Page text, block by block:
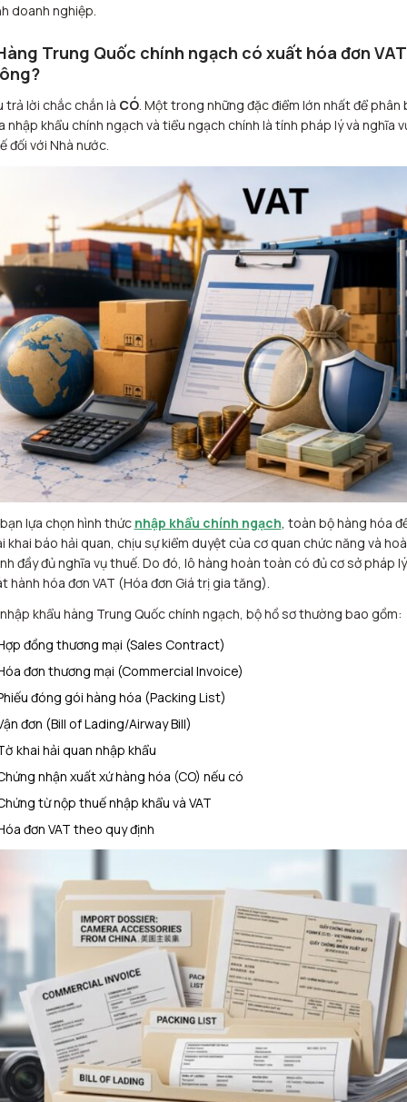
doanh nghiệp.
Trung Quốc chính ngạch có xuất hóa đơn VAT
trả lời chắc chắn là CÓ. Một trong những đặc điểm lớn nhất để phân
nhập khẩu chính ngạch và tiểu ngạch chính là tính pháp lý và nghĩa
đối với Nhà nước.
lựa chọn hình thức nhập khẩu chính ngạch , toàn bộ hàng hóa
khai báo hải quan, chịu sự kiểm duyệt của cơ quan chức năng và
đầy đủ nghĩa vụ thuế. Do đó, lô hàng hoàn toàn có đủ cơ sở pháp
hành hóa đơn VAT (Hóa đơn Giá trị gia tăng).
khẩu hàng Trung Quốc chính ngạch, bộ hồ sơ thường bao gồm:
đồng thương mại (Sales Contract)
đơn thương mại (Commercial Invoice)
đóng gói hàng hóa (Packing List)
đơn (Bill of Lading/Airway Bill)
khai hải quan nhập khẩu
nhận xuất xứ hàng hóa (CO) nếu có
từ nộp thuế nhập khẩu và VAT
đơn VAT theo quy định